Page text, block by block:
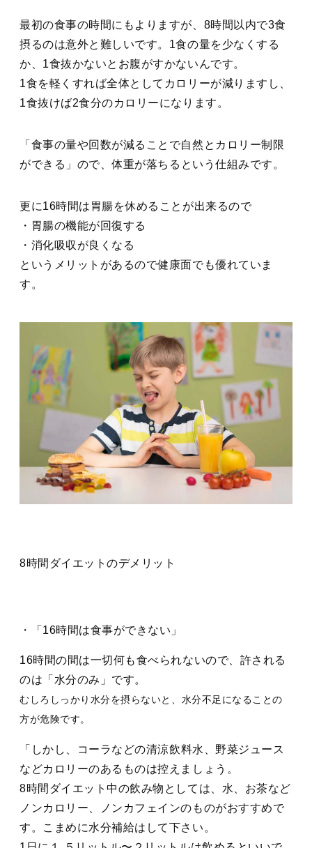
最初の食事の時間にもよりますが、8時間以内で3食
摂るのは意外と難しいです。1食の量を少なくする
か、1食抜かないとお腹がすかないんです。
1食を軽くすれば全体としてカロリーが減りますし、
1食抜けば2食分のカロリーになります。
「食事の量や回数が減ることで自然とカロリー制限
ができる」 ので、体重が落ちるという仕組みです。
更に16時間は胃腸を休めることが出来るので
・胃腸の機能が回復する
・消化吸収が良くなる
というメリットがあるので健康面でも優れていま
す。
8時間ダイエットのデメリット
・「16時間は食事ができない」
16時間の間は一切何も食べられないので、許される
のは 「水分のみ」 です。
むしろしっかり水分を摂らないと、水分不足になることの
方が危険です。
しかし、コーラなどの清涼飲料水、野菜ジュース
などカロリーのあるものは控えましょう。
8時間ダイエット中の飲み物としては、水、お茶など
ノンカロリー、ノンカフェインのものがおすすめで
す。こまめに水分補給はして下さい。